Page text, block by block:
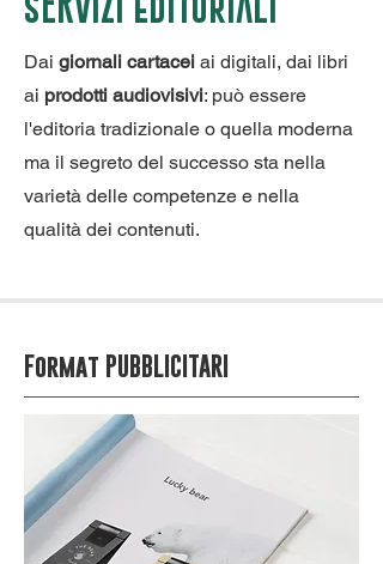
Dai giornali cartacei ai digitali, dai libri
ai prodotti audiovisivi: può essere
l'editoria tradizionale o quella moderna
ma il segreto del successo sta nella
varietà delle competenze e nella
qualità dei contenuti.
Format PUBBLICITARI